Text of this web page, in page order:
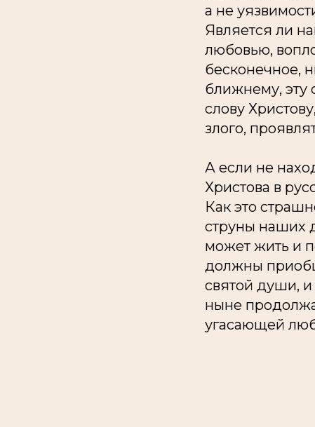
а не
Является ли
любовью,
бесконечное,
ближнему, эту
слову
злого,
А если не
Христова в
Как это
струны наших
может жить и
должны
святой души,
ныне
угасающей